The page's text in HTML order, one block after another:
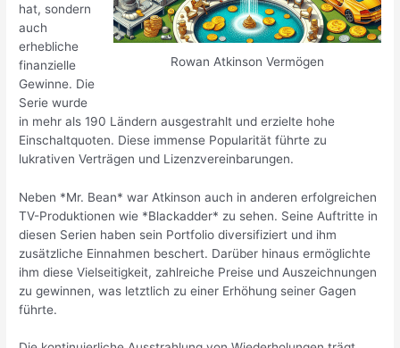
Rowan Atkinson Vermögen
hat, sondern
auch
erhebliche
finanzielle
Gewinne. Die
Serie wurde
in mehr als 190 Ländern ausgestrahlt und erzielte hohe
Einschaltquoten. Diese immense Popularität führte zu
lukrativen Verträgen und Lizenzvereinbarungen.
Neben *Mr. Bean* war Atkinson auch in anderen erfolgreichen
TV-Produktionen wie *Blackadder* zu sehen. Seine Auftritte in
diesen Serien haben sein Portfolio diversifiziert und ihm
zusätzliche Einnahmen beschert. Darüber hinaus ermöglichte
ihm diese Vielseitigkeit, zahlreiche Preise und Auszeichnungen
zu gewinnen, was letztlich zu einer Erhöhung seiner Gagen
führte.